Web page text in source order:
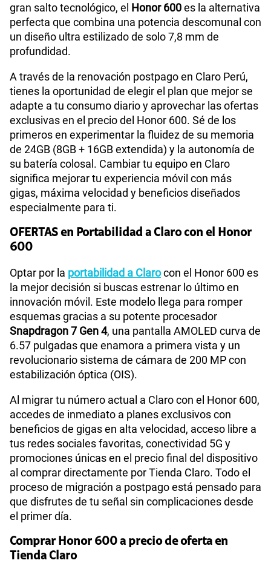
gran salto tecnológico, el Honor 600es la alternativa
perfecta que combina una potencia descomunal con
un diseño ultra estilizado de solo 7,8 mm de
profundidad.
A través de la renovación postpago en Claro Perú,
tienes la oportunidad de elegir el plan que mejor se
adapte a tu consumo diario y aprovechar las ofertas
exclusivas en el precio del Honor 600. Sé de los
primeros en experimentar la fluidez de su memoria
de 24GB (8GB + 16GB extendida) y la autonomía de
su batería colosal. Cambiar tu equipo en Claro
significa mejorar tu experiencia móvil con más
gigas, máxima velocidad y beneficios diseñados
especialmente para ti.
OFERTAS en Portabilidad a Claro con el Honor
600
Optar por la portabilidad a Clarocon el Honor 600 es
la mejor decisión si buscas estrenar lo último en
innovación móvil. Este modelo llega para romper
esquemas gracias a su potente procesador
Snapdragon 7 Gen 4, una pantalla AMOLED curva de
6.57 pulgadas que enamora a primera vista y un
revolucionario sistema de cámara de 200 MP con
estabilización óptica (OIS).
Al migrar tu número actual a Claro con el Honor 600,
accedes de inmediato a planes exclusivos con
beneficios de gigas en alta velocidad, acceso libre a
tus redes sociales favoritas, conectividad 5G y
promociones únicas en el precio final del dispositivo
al comprar directamente por Tienda Claro. Todo el
proceso de migración a postpago está pensado para
que disfrutes de tu señal sin complicaciones desde
el primer día.
Comprar Honor 600 a precio de oferta en
Tienda Claro